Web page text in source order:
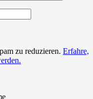
zu reduzieren. Erfahre,